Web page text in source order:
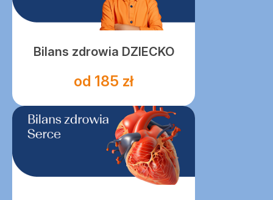
Bilans zdrowia DZIECKO
od 185 zł